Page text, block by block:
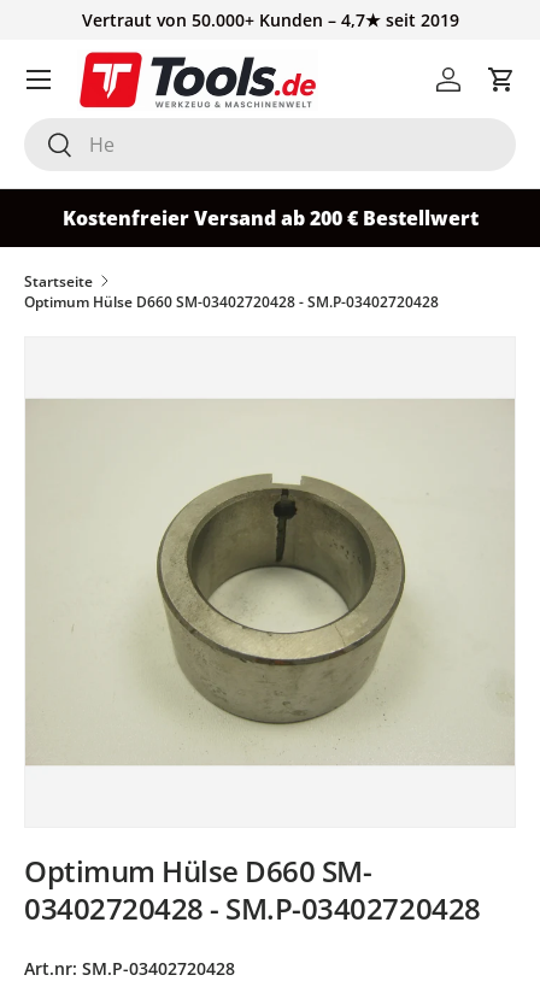
Vertraut von 50.000+ Kunden – 4,7★ seit 2019
Suchen
Suchen
Einloggen
Kostenfreier Versand ab 200 € Bestellwert
Startseite
Optimum Hülse D660 SM-03402720428 - SM.P-03402720428
Optimum Hülse D660 SM-
03402720428 - SM.P-03402720428
Art.nr: SM.P-03402720428